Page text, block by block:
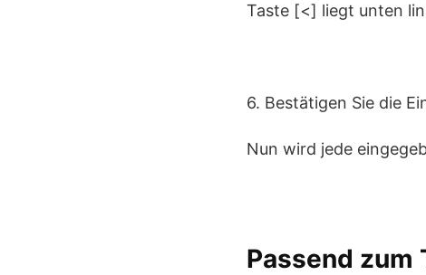
Taste [<] liegt unten
6. Bestätigen Sie die
Nun wird jede
Passend zum